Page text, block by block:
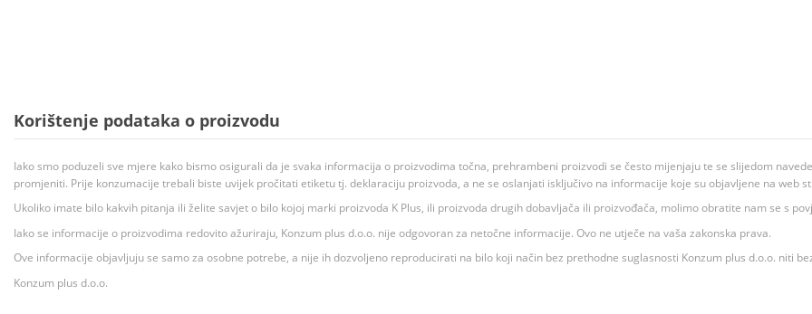
Korištenje podataka o proizvodu
Iako smo poduzeli sve mjere kako bismo osigurali da je svaka informacija o proizvodima točna, prehrambeni proizvodi se često mijenjaju te se slijedom
promjeniti. Prije konzumacije trebali biste uvijek pročitati etiketu tj. deklaraciju proizvoda, a ne se oslanjati isključivo na informacije koje su objavljene na web
Ukoliko imate bilo kakvih pitanja ili želite savjet o bilo kojoj marki proizvoda K Plus, ili proizvoda drugih dobavljača ili proizvođača, molimo obratite nam se s
Iako se informacije o proizvodima redovito ažuriraju, Konzum plus d.o.o. nije odgovoran za netočne informacije. Ovo ne utječe na vaša zakonska prava.
Ove informacije objavljuju se samo za osobne potrebe, a nije ih dozvoljeno reproducirati na bilo koji način bez prethodne suglasnosti Konzum plus d.o.o. niti
Konzum plus d.o.o.